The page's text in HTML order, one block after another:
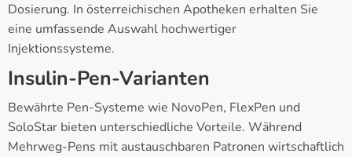
Dosierung. In österreichischen Apotheken erhalten Sie
eine umfassende Auswahl hochwertiger
Injektionssysteme.
Insulin-Pen-Varianten
Bewährte Pen-Systeme wie NovoPen, FlexPen und
SoloStar bieten unterschiedliche Vorteile. Während
Mehrweg-Pens mit austauschbaren Patronen wirtschaftlich